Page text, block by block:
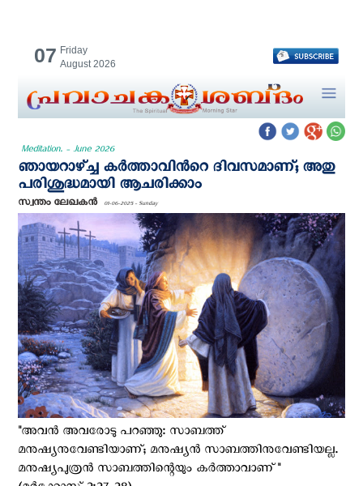
07 Friday
August 2026
Meditation. - June 2026
ഞായറാഴ്ച്ച കര്‍ത്താവിന്‍റെ ദിവസമാണ്; അതു
പരിശുദ്ധമായി ആചരിക്കാം
സ്വന്തം ലേഖകന്‍ 01-06-2025 - Sunday
"അവൻ അവരോടു പറഞ്ഞു: സാബത്ത്
മനുഷ്യനുവേണ്ടിയാണ്; മനുഷ്യൻ സാബത്തിനുവേണ്ടിയല്ല.
മനുഷ്യപുത്രൻ സാബത്തിന്റെയും കർത്താവാണ്"